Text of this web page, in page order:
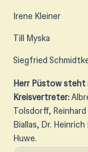
Irene Kleiner
Till Myska
Siegfried
Herr Püstow steht
Kreisvertreter:
Tolsdorff,
Biallas, Dr.
Huwe.